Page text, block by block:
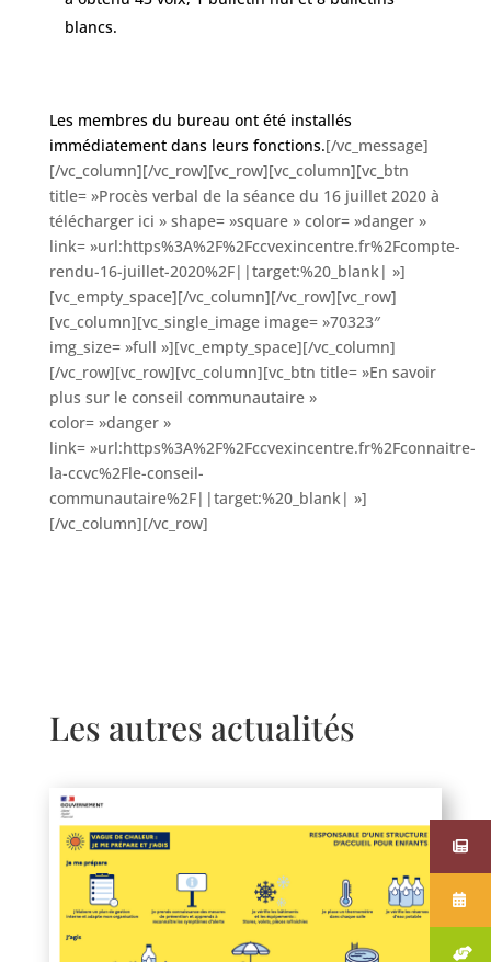
blancs.
Les membres du bureau ont été installés
immédiatement dans leurs fonctions.[/vc_message]
[/vc_column][/vc_row][vc_row][vc_column][vc_btn
title= »Procès verbal de la séance du 16 juillet 2020 à
télécharger ici » shape= »square » color= »danger »
link= »url:https%3A%2F%2Fccvexincentre.fr%2Fcompte-
rendu-16-juillet-2020%2F||target:%20_blank| »]
[vc_empty_space][/vc_column][/vc_row][vc_row]
[vc_column][vc_single_image image= »70323″
img_size= »full »][vc_empty_space][/vc_column]
[/vc_row][vc_row][vc_column][vc_btn title= »En savoir
plus sur le conseil communautaire »
color= »danger »
link= »url:https%3A%2F%2Fccvexincentre.fr%2Fconnaitre-
la-ccvc%2Fle-conseil-
communautaire%2F||target:%20_blank| »]
[/vc_column][/vc_row]
Les autres actualités